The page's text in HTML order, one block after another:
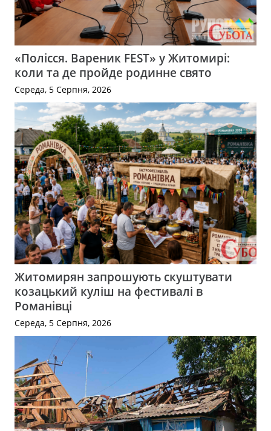
«Полісся. Вареник FEST» у Житомирі:
коли та де пройде родинне свято
Середа, 5 Серпня, 2026
Житомирян запрошують скуштувати
козацький куліш на фестивалі в
Романівці
Середа, 5 Серпня, 2026